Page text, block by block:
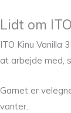
Lidt om
ITO Kinu Vanilla
at arbejde med,
Garnet er
vanter.